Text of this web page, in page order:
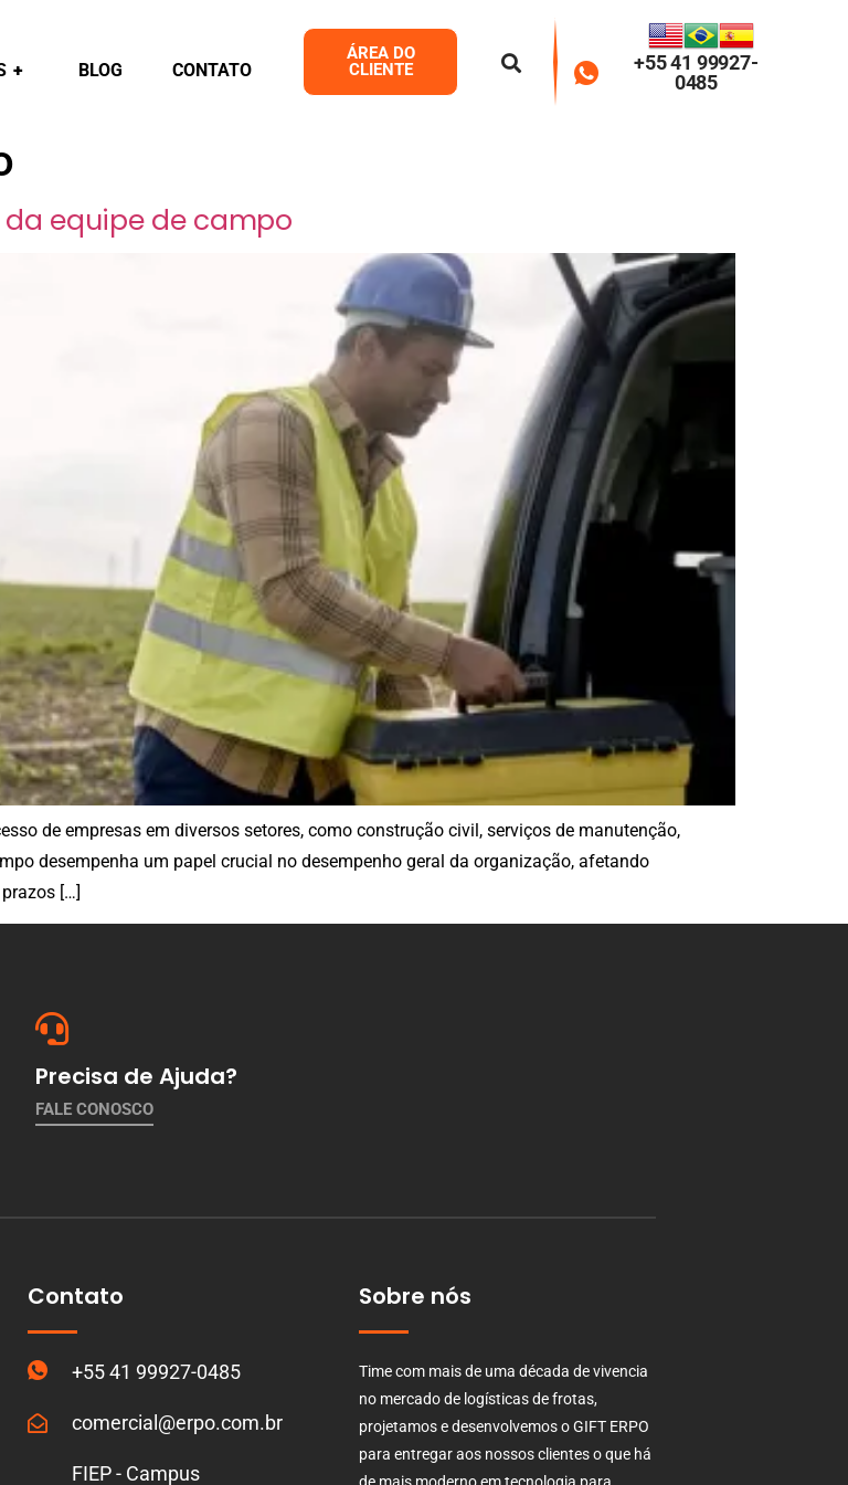
+ BLOG CONTATO
ÁREA DO
CLIENTE
+55 41 99927-
0485
equipe de campo
de empresas em diversos setores, como construção civil, serviços de manutenção,
desempenha um papel crucial no desempenho geral da organização, afetando
[…]
Precisa de Ajuda?
FALE CONOSCO
Contato
+55 41 99927-0485
comercial@erpo.com.br
FIEP - Campus
Sobre nós
Time com mais de uma década de vivencia
no mercado de logísticas de frotas,
projetamos e desenvolvemos o GIFT ERPO
para entregar aos nossos clientes o que há